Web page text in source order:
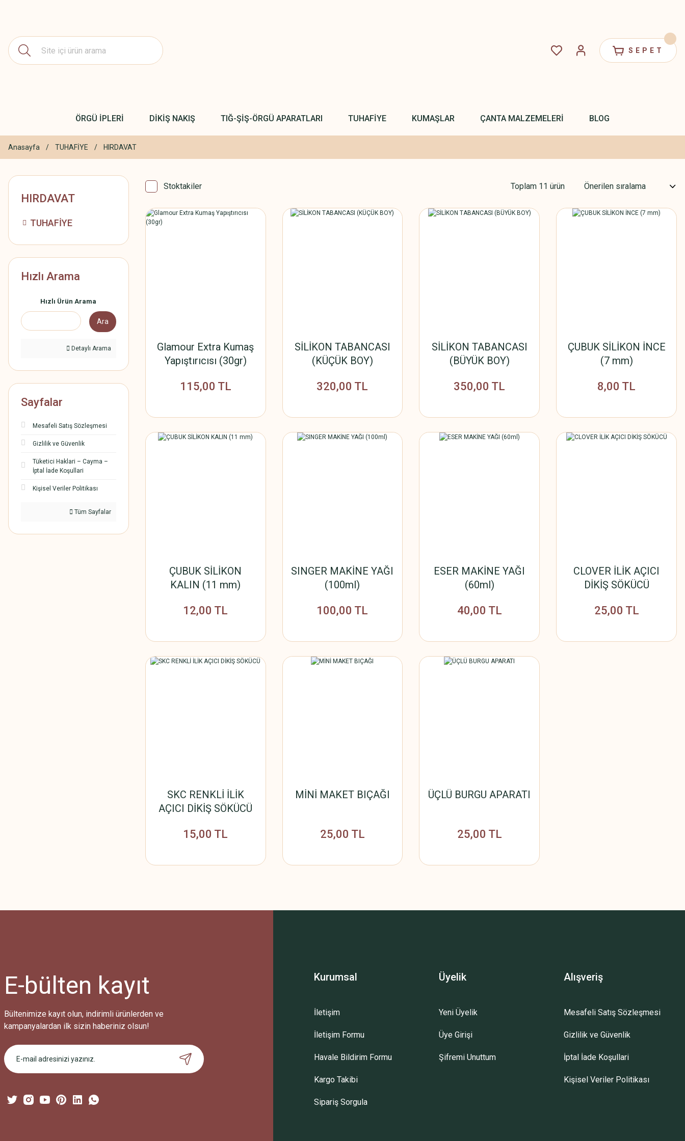
SEPET
ÖRGÜ İPLERİ DİKİŞ NAKIŞ TIĞ-ŞİŞ-ÖRGÜ APARATLARI TUHAFİYE KUMAŞLAR ÇANTA MALZEMELERİ BLOG
Anasayfa TUHAFİYE HIRDAVAT
HIRDAVAT
TUHAFİYE
Hızlı Arama
Hızlı Ürün Arama
Ara
Detaylı Arama
Sayfalar
Mesafeli Satış Sözleşmesi
Gizlilik ve Güvenlik
Tüketici Haklari – Cayma –
İptal İade Koşullari
Kişisel Veriler Politikası
Tüm Sayfalar
Stoktakiler Toplam 11 ürün
Glamour Extra Kumaş
Yapıştırıcısı (30gr)
115,00 TL
SİLİKON TABANCASI
(KÜÇÜK BOY)
320,00 TL
SİLİKON TABANCASI
(BÜYÜK BOY)
350,00 TL
ÇUBUK SİLİKON İNCE
(7 mm)
8,00 TL
ÇUBUK SİLİKON
KALIN (11 mm)
12,00 TL
SINGER MAKİNE YAĞI
(100ml)
100,00 TL
ESER MAKİNE YAĞI
(60ml)
40,00 TL
CLOVER İLİK AÇICI
DİKİŞ SÖKÜCÜ
25,00 TL
SKC RENKLİ İLİK
AÇICI DİKİŞ SÖKÜCÜ
15,00 TL
MİNİ MAKET BIÇAĞI
25,00 TL
ÜÇLÜ BURGU APARATI
25,00 TL
E-bülten kayıt
Bültenimize kayıt olun, indirimli ürünlerden ve
kampanyalardan ilk sizin haberiniz olsun!
Kurumsal
İletişim
İletişim Formu
Havale Bildirim Formu
Kargo Takibi
Sipariş Sorgula
Üyelik
Yeni Üyelik
Üye Girişi
Şifremi Unuttum
Alışveriş
Mesafeli Satış Sözleşmesi
Gizlilik ve Güvenlik
İptal İade Koşullari
Kişisel Veriler Politikası